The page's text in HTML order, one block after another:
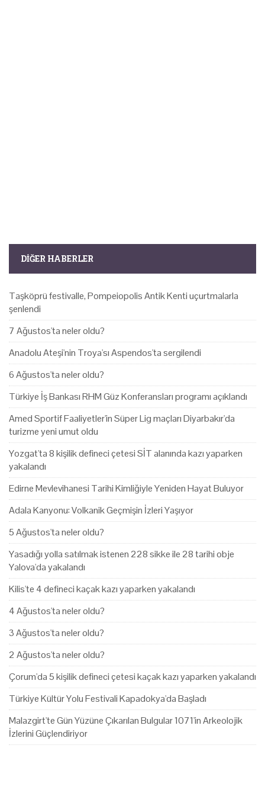
DIĞER HABERLER
Taşköprü festivalle, Pompeiopolis Antik Kenti uçurtmalarla
şenlendi
7 Ağustos'ta neler oldu?
Anadolu Ateşi'nin Troya'sı Aspendos'ta sergilendi
6 Ağustos'ta neler oldu?
Türkiye İş Bankası RHM Güz Konferansları programı açıklandı
Amed Sportif Faaliyetler'in Süper Lig maçları Diyarbakır'da
turizme yeni umut oldu
Yozgat'ta 8 kişilik defineci çetesi SİT alanında kazı yaparken
yakalandı
Edirne Mevlevihanesi Tarihi Kimliğiyle Yeniden Hayat Buluyor
Adala Kanyonu: Volkanik Geçmişin İzleri Yaşıyor
5 Ağustos'ta neler oldu?
Yasadığı yolla satılmak istenen 228 sikke ile 28 tarihi obje
Yalova'da yakalandı
Kilis'te 4 defineci kaçak kazı yaparken yakalandı
4 Ağustos'ta neler oldu?
3 Ağustos'ta neler oldu?
2 Ağustos'ta neler oldu?
Çorum'da 5 kişilik defineci çetesi kaçak kazı yaparken yakalandı
Türkiye Kültür Yolu Festivali Kapadokya'da Başladı
Malazgirt'te Gün Yüzüne Çıkarılan Bulgular 1071'in Arkeolojik
İzlerini Güçlendiriyor